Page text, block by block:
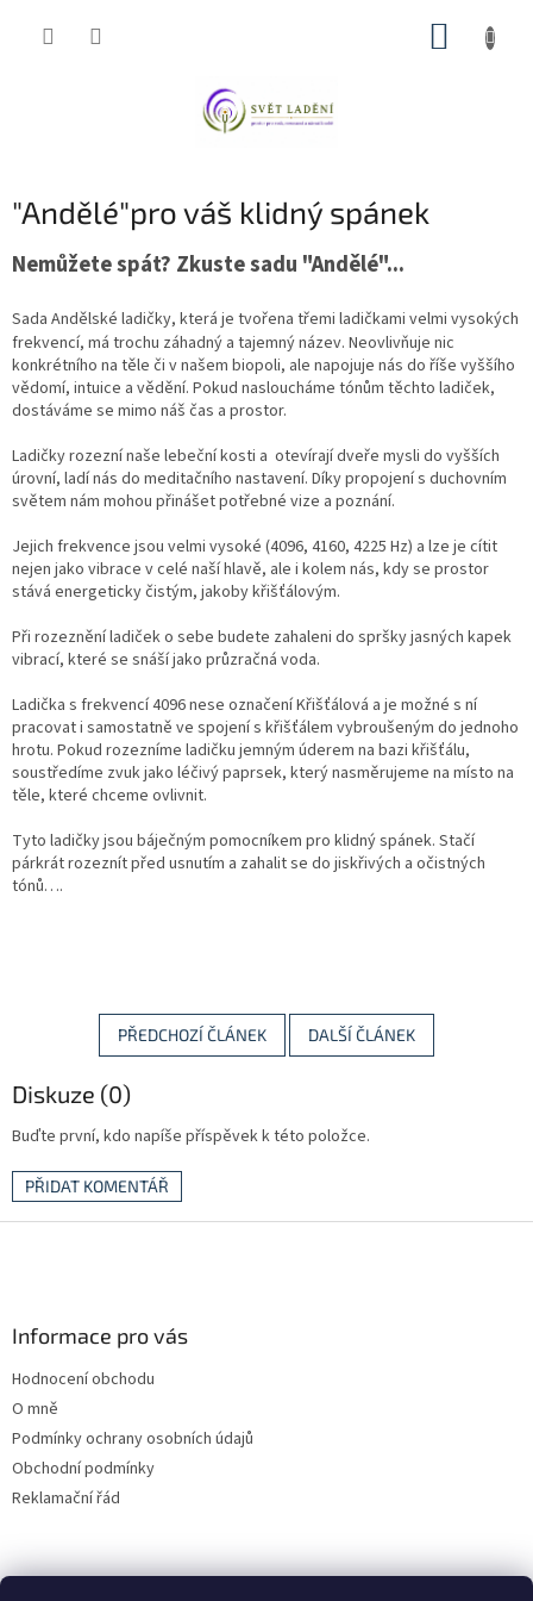
"Andělé"pro váš klidný spánek
Nemůžete spát? Zkuste sadu "Andělé"...
Sada Andělské ladičky, která je tvořena třemi ladičkami velmi vysokých
frekvencí, má trochu záhadný a tajemný název. Neovlivňuje nic
konkrétního na těle či v našem biopoli, ale napojuje nás do říše vyššího
vědomí, intuice a vědění. Pokud nasloucháme tónům těchto ladiček,
dostáváme se mimo náš čas a prostor.
Ladičky rozezní naše lebeční kosti a otevírají dveře mysli do vyšších
úrovní, ladí nás do meditačního nastavení. Díky propojení s duchovním
světem nám mohou přinášet potřebné vize a poznání.
Jejich frekvence jsou velmi vysoké (4096, 4160, 4225 Hz) a lze je cítit
nejen jako vibrace v celé naší hlavě, ale i kolem nás, kdy se prostor
stává energeticky čistým, jakoby křišťálovým.
Při rozeznění ladiček o sebe budete zahaleni do spršky jasných kapek
vibrací, které se snáší jako průzračná voda.
Ladička s frekvencí 4096 nese označení Křišťálová a je možné s ní
pracovat i samostatně ve spojení s křišťálem vybroušeným do jednoho
hrotu. Pokud rozezníme ladičku jemným úderem na bazi křišťálu,
soustředíme zvuk jako léčivý paprsek, který nasměrujeme na místo na
těle, které chceme ovlivnit.
Tyto ladičky jsou báječným pomocníkem pro klidný spánek. Stačí
párkrát rozeznít před usnutím a zahalit se do jiskřivých a očistných
tónů….
PŘEDCHOZÍ ČLÁNEK DALŠÍ ČLÁNEK
Diskuze (0)
Buďte první, kdo napíše příspěvek k této položce.
PŘIDAT KOMENTÁŘ
Informace pro vás
Hodnocení obchodu
O mně
Podmínky ochrany osobních údajů
Obchodní podmínky
Reklamační řád